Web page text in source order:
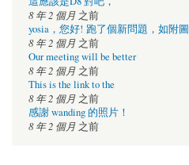
8 年 2 個月 之前
yosia，您好! 跑了個新問題，如附圖
8 年 2 個月 之前
Our meeting will be better
8 年 2 個月 之前
This is the link to the
8 年 2 個月 之前
感謝 wanding 的照片！
8 年 2 個月 之前